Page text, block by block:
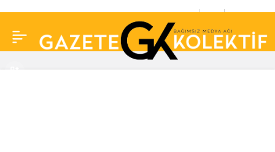
yayın akışı: Bugün